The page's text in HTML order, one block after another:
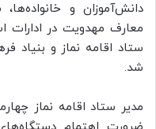
دانش‌آموزان و
معارف مهدویت در
ستاد اقامه نماز و بنیاد
شد.
مدیر ستاد اقامه نماز